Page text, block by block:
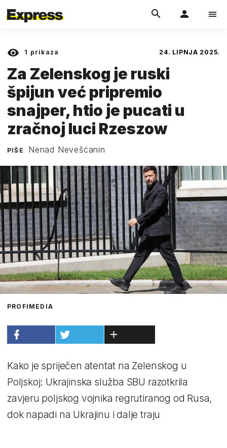
1 prikaza 24. LIPNJA 2025.
Za Zelenskog je ruski
špijun već pripremio
snajper, htio je pucati u
zračnoj luci Rzeszow
PIŠE Nenad Nevešćanin
PROFIMEDIA
Kako je spriječen atentat na Zelenskog u
Poljskoj: Ukrajinska služba SBU razotkrila
zavjeru poljskog vojnika regrutiranog od Rusa,
dok napadi na Ukrajinu i dalje traju